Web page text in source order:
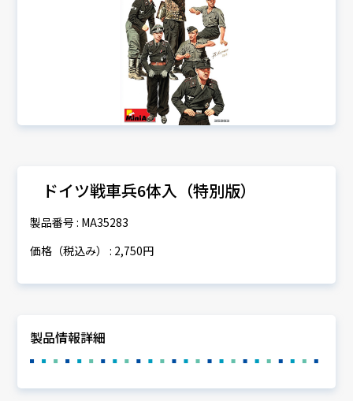
ドイツ戦車兵6体入（特別版）
製品番号 : MA35283
価格（税込み） : 2,750円
製品情報詳細